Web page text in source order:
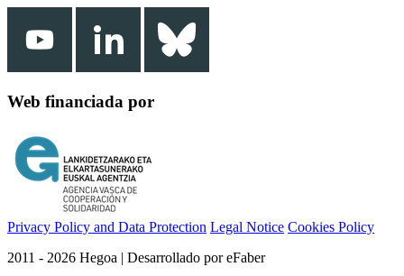
Web financiada por
Privacy Policy and Data Protection Legal Notice Cookies Policy
2011 - 2026 Hegoa | Desarrollado por eFaber